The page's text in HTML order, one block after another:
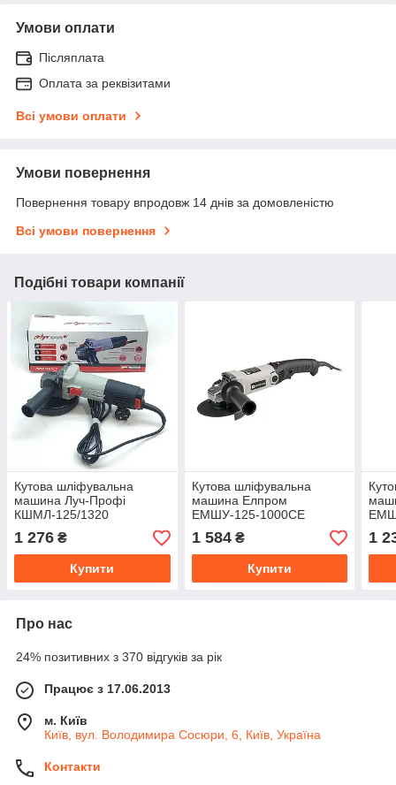
Умови оплати
Післяплата
Оплата за реквізитами
Всі умови оплати
Умови повернення
Повернення товару впродовж 14 днів за домовленістю
Всі умови повернення
Подібні товари компанії
Кутова шліфувальна
машина Луч-Профі
КШМЛ-125/1320
1 276 ₴
Купити
Кутова шліфувальна
машина Елпром
ЕМШУ-125-1000СЕ
1 584₴
Купити
1
Про нас
24% позитивних з 370 відгуків за рік
Працює з 17.06.2013
м. Київ
Київ, вул. Володимира Сосюри, 6, Київ, Україна
Контакти